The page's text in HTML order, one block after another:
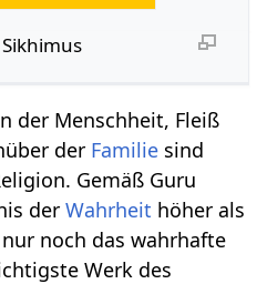
der Menschheit, Fleiß
der Familie sind
Gemäß Guru
derWahrheit höher als
noch das wahrhafte
Werk des